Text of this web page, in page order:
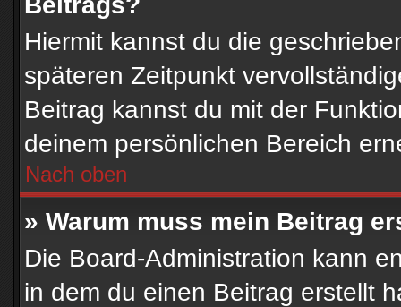
Hiermit kannst du die
späteren Zeitpunkt
Beitrag kannst du mit der
deinem persönlichen Bereich
Nach oben
» Warum muss mein Beitrag
Die Board-Administration kann
in dem du einen Beitrag erstellt